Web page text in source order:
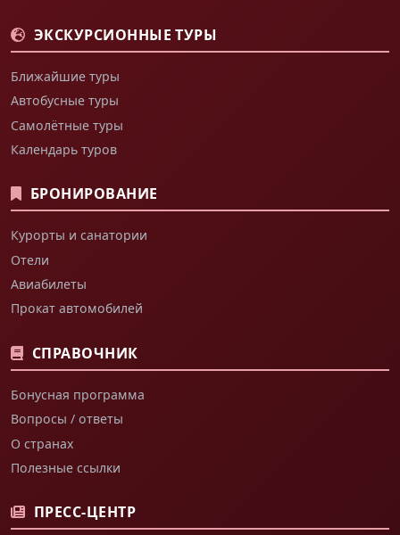
ЭКСКУРСИОННЫЕ ТУРЫ
Ближайшие туры
Автобусные туры
Самолётные туры
Календарь туров
БРОНИРОВАНИЕ
Курорты и санатории
Отели
Авиабилеты
Прокат автомобилей
СПРАВОЧНИК
Бонусная программа
Вопросы / ответы
О странах
Полезные ссылки
ПРЕСС-ЦЕНТР